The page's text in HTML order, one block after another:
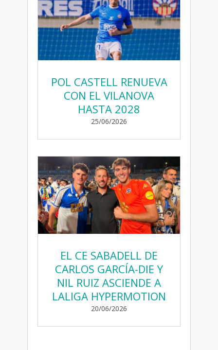
POL CASTELL RENUEVA
CON EL VILANOVA
HASTA 2028
25/06/2026
EL CE SABADELL DE
CARLOS GARCÍA-DIE Y
NIL RUIZ ASCIENDE A
LALIGA HYPERMOTION
20/06/2026